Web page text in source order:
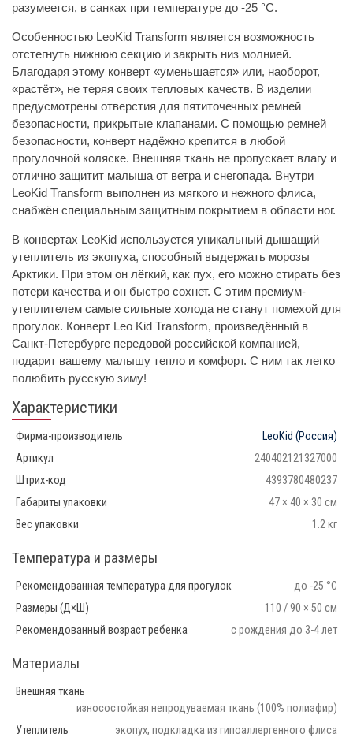
разумеется, в санках при температуре до -25 °С.
Особенностью LeoKid Transform является возможность
отстегнуть нижнюю секцию и закрыть низ молнией.
Благодаря этому конверт «уменьшается» или, наоборот,
«растёт», не теряя своих тепловых качеств. В изделии
предусмотрены отверстия для пятиточечных ремней
безопасности, прикрытые клапанами. С помощью ремней
безопасности, конверт надёжно крепится в любой
прогулочной коляске. Внешняя ткань не пропускает влагу и
отлично защитит малыша от ветра и снегопада. Внутри
LeoKid Transform выполнен из мягкого и нежного флиса,
снабжён специальным защитным покрытием в области ног.
В конвертах LeoKid используется уникальный дышащий
утеплитель из экопуха, способный выдержать морозы
Арктики. При этом он лёгкий, как пух, его можно стирать без
потери качества и он быстро сохнет. С этим премиум-
утеплителем самые сильные холода не станут помехой для
прогулок. Конверт Leo Kid Transform, произведённый в
Санкт-Петербурге передовой российской компанией,
подарит вашему малышу тепло и комфорт. С ним так легко
полюбить русскую зиму!
Характеристики
Фирма-производитель LeoKid (Россия)
Артикул
240402121327000
Штрих-код
4393780480237
Габариты упаковки
47 × 40 × 30 см
Вес упаковки
1.2 кг
Температура и размеры
Рекомендованная температура для прогулок
до -25 °С
Размеры (Д×Ш)
110 / 90 × 50 см
Рекомендованный возраст ребенка
с рождения до 3-4 лет
Материалы
Внешняя ткань
износостойкая непродуваемая ткань (100% полиэфир)
Утеплитель
экопух, подкладка из гипоаллергенного флиса